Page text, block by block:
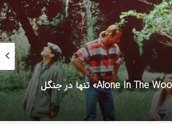
از خودش در فستیوال ونیز